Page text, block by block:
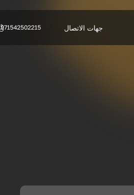
جهات الاتصال 971542502215